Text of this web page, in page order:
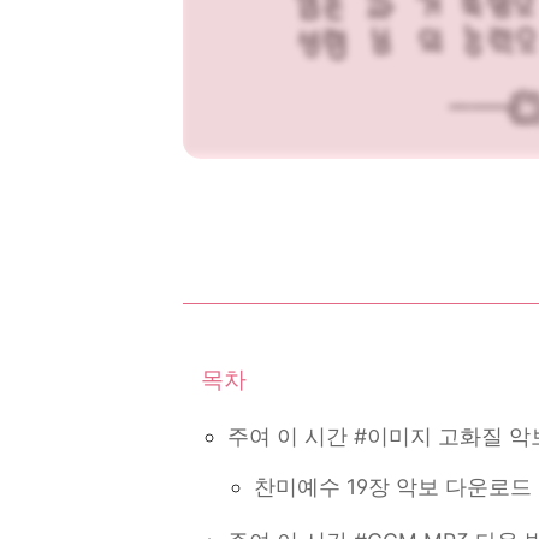
주여 이 시간 #이미지 고화질 악
찬미예수 19장 악보 다운로드